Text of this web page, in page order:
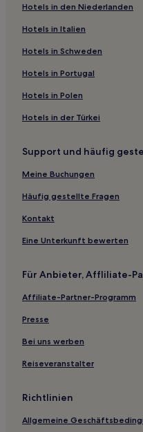
Hotels nahe Northern Lights
St. Cloud Hotels
Hawick Hotels
Casino Hotels
Dorset Hotels
Wirt Hotels
Hubbard County: Hotels
Nashwauk Hotels
Hotels nahe Joe Faber Field
Henriette Hotels
Albany Hotels
Clearwater Hotels
Hotels nahe Hinkley Fire
Belgrade Hotels
Douglas County: Hotels
Glenwood Hotels
Hotels nahe Blackduck
Walker Hotels
Hotels in den Niederlanden
Hotels in Italien
Hotels in Schweden
Hotels in Portugal
Hotels in Polen
Hotels in der Türkei
Support und häufig
Meine Buchungen
Häufig gestellte Fragen
Kontakt
Eine Unterkunft bewerten
Für Anbieter, Affliliate-
Affiliate-Partner-Programm
Presse
Bei uns werben
Reiseveranstalter
Richtlinien
Allgemeine